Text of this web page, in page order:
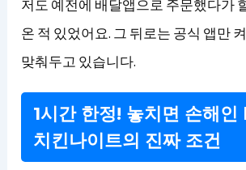
저도 예전에 배달앱으로 주문했다가
온 적 있었어요. 그 뒤로는 공식 앱만
맞춰두고 있습니다.
1시간 한정! 놓치면 손해
치킨나이트의 진짜 조건